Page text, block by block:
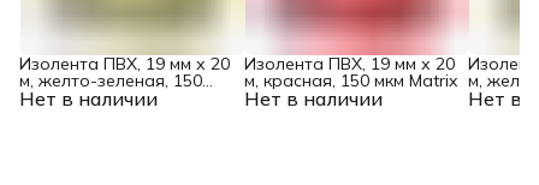
Нет в наличии
Изолента ПВХ, 19 мм х 20
м, желто-зеленая, 150
мкм Matrix Нет в наличии
Изолента ПВХ, 19 мм х 20
м, красная, 150 мкм Matrix
Нет в
м,
мкм